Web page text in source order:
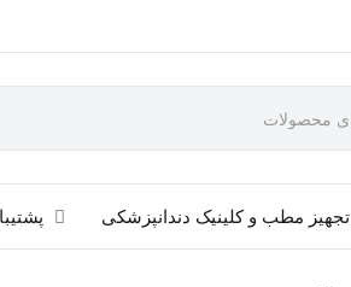
تجهیز مطب و کلینیک دندانپزشکی